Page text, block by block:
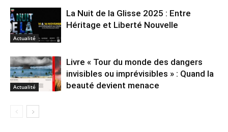
Actualité
La Nuit de la Glisse 2025 : Entre
Héritage et Liberté Nouvelle
Actualité
Livre « Tour du monde des dangers
invisibles ou imprévisibles » : Quand la
beauté devient menace